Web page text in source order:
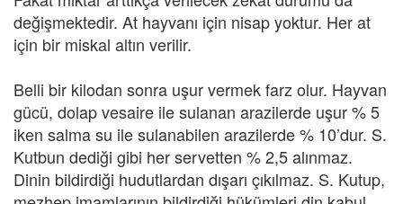
değişmektedir. At hayvanı için nisap yoktur. Her at
için bir miskal altın verilir.
Belli bir kilodan sonra uşur vermek farz olur. Hayvan
gücü, dolap vesaire ile sulanan arazilerde uşur % 5
iken salma su ile sulanabilen arazilerde % 10’dur. S.
Kutbun dediği gibi her servetten % 2,5 alınmaz.
Dinin bildirdiği hudutlardan dışarı çıkılmaz. S. Kutup,